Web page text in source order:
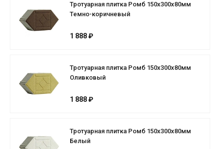
Тротуарная плитка Ромб 150х300х80мм
Темно-коричневый
1 888 ₽
Тротуарная плитка Ромб 150х300х80мм
Оливковый
1 888 ₽
Тротуарная плитка Ромб 150х300х80мм
Белый